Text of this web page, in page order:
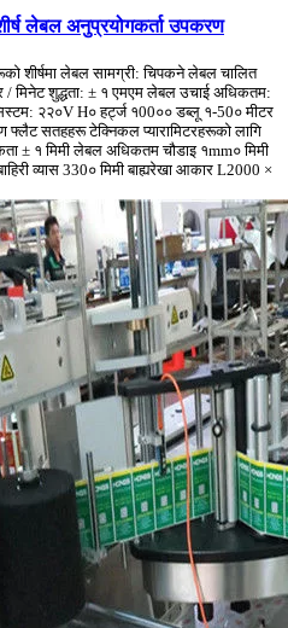
लेबल अनुप्रयोगकर्ता उपकरण
शीर्षमा लेबल सामग्री: चिपकने लेबल चालित
/ मिनेट शुद्धता: ± १ एमएम लेबल उचाई अधिकतम:
२२०V H० हर्ट्ज १00०० डब्लू १-50० मीटर
फ्लैट सतहहरू टेक्निकल प्यारामिटरहरूको लागि
± १ मिमी लेबल अधिकतम चौडाइ १mm० मिमी
व्यास 330० मिमी बाह्यरेखा आकार L2000 ×